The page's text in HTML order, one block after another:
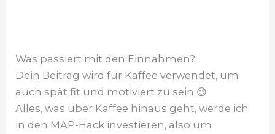
Was passiert mit den Einnahmen?
Dein Beitrag wird für Kaffee verwendet, um
auch spät fit und motiviert zu sein 😉
Alles, was über Kaffee hinaus geht, werde ich
in den MAP-Hack investieren, also um